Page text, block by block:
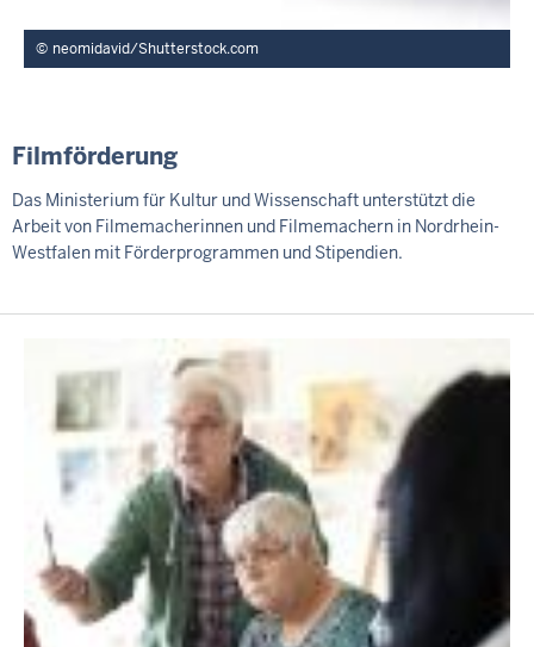
neomidavid/Shutterstock.com
Filmförderung
Das Ministerium für Kultur und Wissenschaft unterstützt die
Arbeit von Filmemacherinnen und Filmemachern in Nordrhein-
Westfalen mit Förderprogrammen und Stipendien.